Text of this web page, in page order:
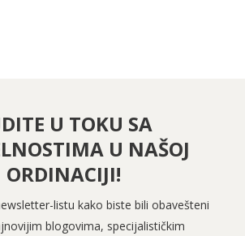
U TOKU SA
U NAŠOJ
ORDINACIJI!
listu kako biste bili obavešteni
blogovima, specijalističkim